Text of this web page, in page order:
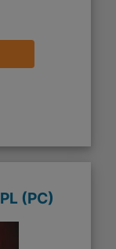
(PC)